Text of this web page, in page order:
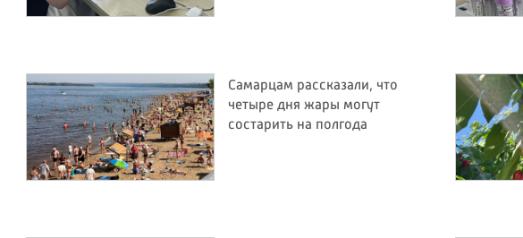
Самарцам рассказали, что
четыре дня жары могут
состарить на полгода